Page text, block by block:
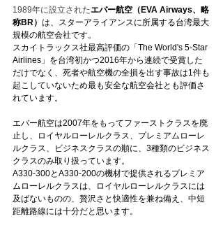
1989年に設立されたエバー航空（EVA Airways、略
称BR） は、スターアライアンスに所属する台湾最大
規模の航空会社です。
スカイトラックス社最高評価の「The World's 5-Star
Airlines」を台湾初かつ2016年から連続で受賞した
だけでなく、死者や航空機の全損を出す事故は1件も
起こしていないため最も安全な航空会社とも評価さ
れています。
エバー航空は2007年をもってファーストクラスを廃
止し、ロイヤルローレルクラス、プレミアムローレ
ルクラス、ビジネスクラスの順に、3種類のビジネス
クラスのみ取り扱っています。
A330-300とA330-200の機材で提供されるプレミア
ムローレルクラスは、ロイヤルローレルクラスには
及ばないものの、贅沢さと快適性を兼ね備え、中短
距離路線には十分だと思います。